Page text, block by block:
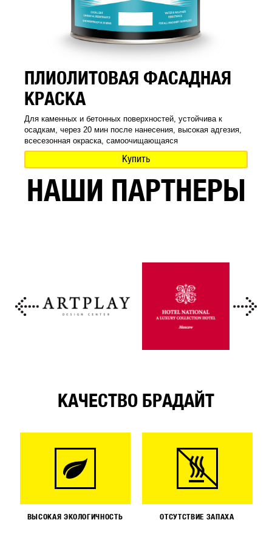
ПЛИОЛИТОВАЯ ФАСАДНАЯ
КРАСКА
Для каменных и бетонных поверхностей, устойчива к
осадкам, через 20 мин после нанесения, высокая адгезия,
всесезонная окраска, самоочищающаяся
Купить
НАШИ ПАРТНЕРЫ
КАЧЕСТВО БРАДАЙТ
ВЫСОКАЯ ЭКОЛОГИЧНОСТЬ ОТСУТСТВИЕ ЗАПАХА